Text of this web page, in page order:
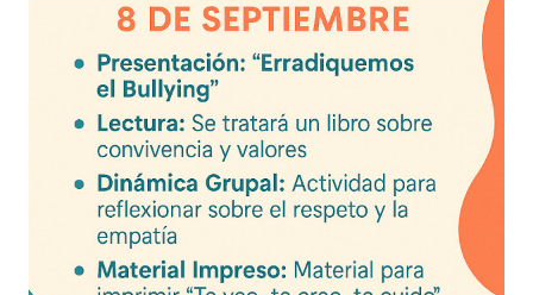
frecuentes Beneficios de utilizar estos exámenes trimestrales
Evaluaciones alineadas al programa oficial. Formato optimizado
para impresión o uso en plataformas educativas. Reactivos que
fortalecen la comprensión y el pensamiento crítico. Ideal para
formación docente y evaluación diagnóstica. Material
descargable PDF editable. Estos exámenes también pueden
integrarse en herramientas digitales pa...